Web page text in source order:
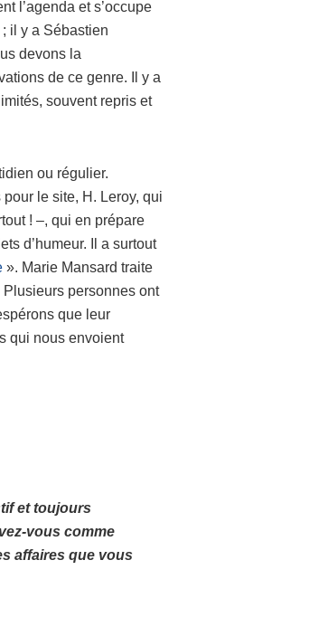
l’agenda et s’occupe
il y a Sébastien
devons la
de ce genre. Il y a
souvent repris et
ou régulier.
le site, H. Leroy, qui
! –, qui en prépare
d’humeur. Il a surtout
». Marie Mansard traite
personnes ont
que leur
qui nous envoient
et toujours
vous comme
affaires que vous